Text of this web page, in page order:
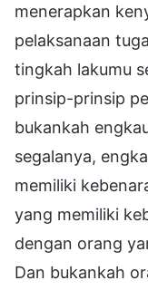
menerapkan
pelaksanaan
tingkah lakumu
prinsip-prinsip
bukankah
segalanya,
memiliki
yang memiliki
dengan orang
Dan bukankah